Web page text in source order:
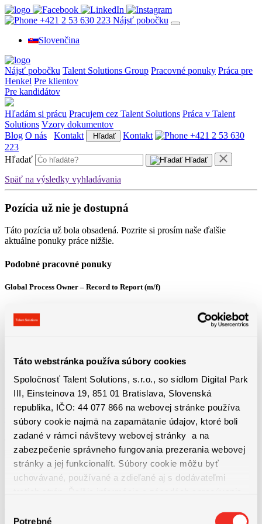
Táto webstránka používa súbory cookies
Spoločnosť Talent Solutions, s.r.o., so sídlom Digital Park
III, Einsteinova 19, 851 01 Bratislava, Slovenská
republika, IČO: 44 077 866 na webovej stránke používa
súbory cookie najmä na zapamätanie údajov, ktoré boli
zadané v rámci návštevy webovej stránky a na
zabezpečenie správneho fungovania prezerania webovej
stránky a jej funkcionalít. Súbory cookie môžu byť
uchovávané, používané a zdieľané aj s dodávateľmi
osobných údajov
Potrebné
+421 2 53 630 223 Nájsť pobočku
Slovenčina
Nájsť pobočku Talent Solutions Group Pracovné ponuky Práca pre
Henkel Pre klientov
Pre kandidátov
Hľadám si prácu Pracujem cez Talent Solutions Práca v Talent
Solutions Vzory dokumentov
Blog O nás Kontakt Hľadať Kontakt
+421 2 53 630
223
Hľadať
Hľadať
Späť na výsledky vyhladávania
Pozícia už nie je dostupná
Táto pozícia už bola obsadená. Pozrite si prosím naše ďalšie
aktuálne ponuky práce nižšie.
Podobné pracovné ponuky
Global Process Owner – Record to Report (m/f)
3800 - 4600 € + 13. plat + výkonnostný bonus
Vodič / vodička domiešavača betónu – 13.plat a mnoho ďalších benefitov
1100 - 1650 € Priemerná hrubá mzda od 1650 € (z...
Detail pracovnej ponuky
Technická údržba výrobných liniek | ubytovanie, bonusy a nadštandardné
príplatky
Bratislava
1550 - 1750 € + dochádzkový bonus 50€ + mesačné...